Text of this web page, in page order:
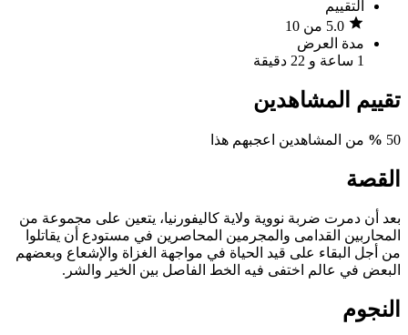
التقييم
مدة العرض
1 ساعة و 22 دقيقة
تقييم المشاهدين
50
% من المشاهدين اعجبهم هذا
القصة
بعد أن دمرت ضربة نووية ولاية كاليفورنيا، يتعين على مجموعة من
المحاربين القدامى والمجرمين المحاصرين في مستودع أن يقاتلوا
من أجل البقاء على قيد الحياة في مواجهة الغزاة والإشعاع وبعضهم
البعض في عالم اختفى فيه الخط الفاصل بين الخير والشر.
النجوم